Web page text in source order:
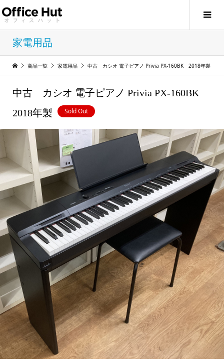
家電用品
商品一覧 家電用品 中古 カシオ 電子ピアノ Privia PX-160BK 2018年製
中古 カシオ 電子ピアノ Privia PX-160BK
2018年製
Sold Out